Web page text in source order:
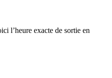
l’heure exacte de sortie en